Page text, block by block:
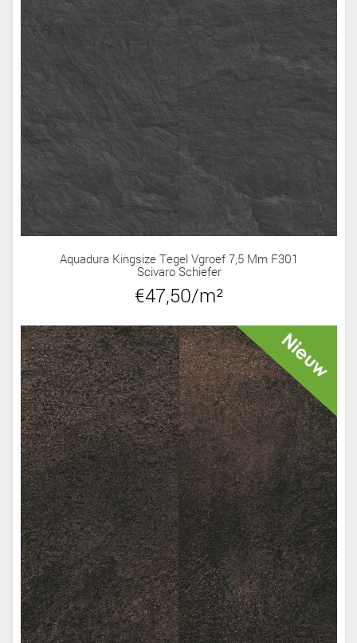
Aquadura Kingsize Tegel Vgroef 7,5 Mm F301
Scivaro Schiefer
€47,50/m²